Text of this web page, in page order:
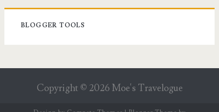
BLOGGER TOOLS
Copyright © 2026 Moe's Travelogue